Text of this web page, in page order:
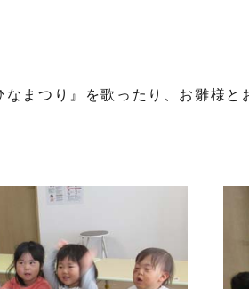
まつり』を歌ったり、お雛様